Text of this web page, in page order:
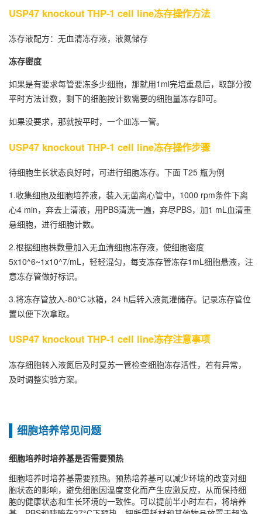
USP47 knockout THP-1 cell line冻存操作方法
冻存液配方：无血清冻存液，液氮储存
冻存密度
如果是有要求每管要冻多少细胞，那就用1ml完培重悬后，取部分按
平时方法计数，剩下的细胞按计数需要的细胞量冻存即可。
如果没要求，那就按平时，一个皿冻一管。
USP47 knockout THP-1 cell line冻存操作步骤
待细胞生长状态良好时，可进行细胞冻存。下面 T25 瓶为例
1.收集细胞及细胞培养液，装入无菌离心管中，1000 rpm条件下离
心4 min，弃去上清液，用PBS清洗一遍，弃尽PBS，加1 mL血清重
悬细胞，进行细胞计数。
2.根据细胞株数量加入无血清细胞冻存液，使细胞密度
5x10^6~1x10^7/mL，轻轻混匀，每支冻存管冻存1mL细胞悬液，注
意冻存管做好标识。
3.将冻存管放入-80℃冰箱，24 h后转入液氮灌储存。记录冻存管位
置以便下次拿取。
USP47 knockout THP-1 cell line冻存注意事项
冻存细胞转入液氮后及时复苏一管检查细胞冻存活性，若有异常，
及时调整实验方案。
细胞培养常见问题
细胞培养时培养基是否需要预热
细胞培养时培养基需要预热‌。预热培养基可以减少环境的改变对细
胞状态的影响，避免细胞因温度变化而产生应激反应，从而保持细
胞的健康状态和生长环境的一致性‌。可以提前半小时左右，将培养